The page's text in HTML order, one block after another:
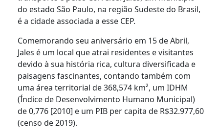
do estado São Paulo, na região Sudeste do Brasil,
é a cidade associada a esse CEP.
Comemorando seu aniversário em 15 de Abril,
Jales é um local que atrai residentes e visitantes
devido à sua história rica, cultura diversificada e
paisagens fascinantes, contando também com
uma área territorial de 368,574 km², um IDHM
(Índice de Desenvolvimento Humano Municipal)
de 0,776 [2010] e um PIB per capita de R$32.977,60
(censo de 2019).